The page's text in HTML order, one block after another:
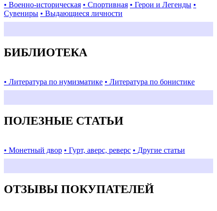
• Военно-историческая • Спортивная • Герои и Легенды •
Сувениры • Выдающиеся личности
БИБЛИОТЕКА
• Литература по нумизматике • Литература по бонистике
ПОЛЕЗНЫЕ СТАТЬИ
• Монетный двор • Гурт, аверс, реверс • Другие статьи
ОТЗЫВЫ ПОКУПАТЕЛЕЙ